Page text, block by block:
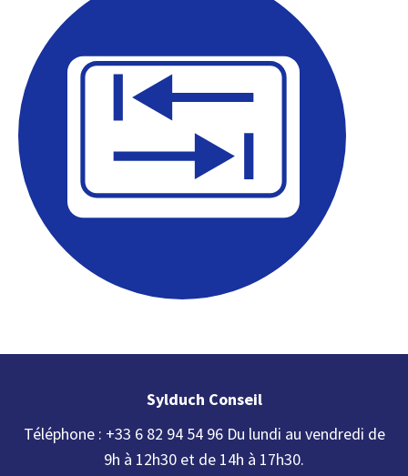
Sylduch Conseil
Téléphone : +33 6 82 94 54 96 Du lundi au vendredi de
9h à 12h30 et de 14h à 17h30.